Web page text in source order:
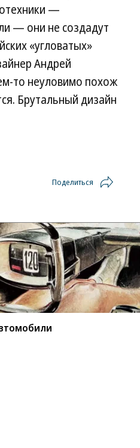
—
— они не создадут
«угловатых»
Андрей
то неуловимо похож
Брутальный дизайн
Поделиться